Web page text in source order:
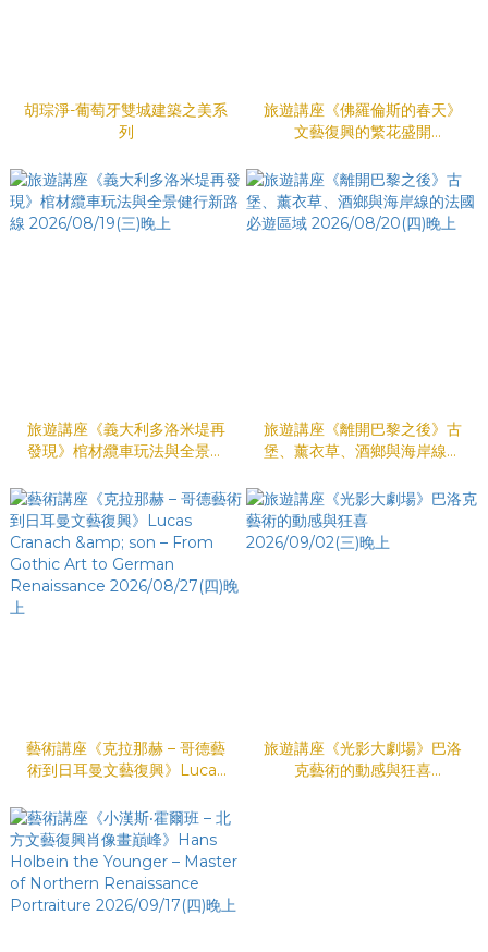
胡琮淨-葡萄牙雙城建築之美系
列
旅遊講座《佛羅倫斯的春天》
文藝復興的繁花盛開
旅遊講座《義大利多洛米堤再
發現》棺材纜車玩法與全景健
旅遊講座《離開巴黎之後》古
堡、薰衣草、酒鄉與海岸線的
晚上
藝術講座《克拉那赫 – 哥德藝
術到日耳曼文藝復興》Lucas
Gothic Art to German
Renaissance
2026/08/27(四)晚上
旅遊講座《光影大劇場》巴洛
克藝術的動感與狂喜